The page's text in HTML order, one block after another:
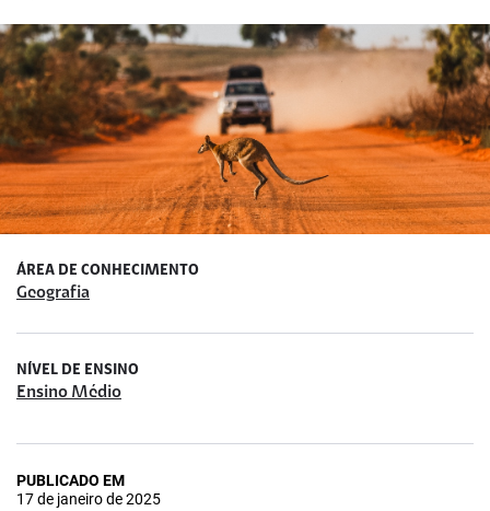
ÁREA DE CONHECIMENTO
Geografia
NÍVEL DE ENSINO
Ensino Médio
PUBLICADO EM
17 de janeiro de 2025